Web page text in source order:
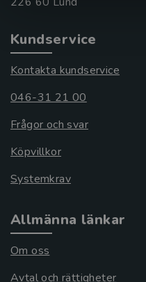
Kundservice
Kontakta kundservice
046-31 21 00
Frågor och svar
Köpvillkor
Systemkrav
Allmänna länkar
Om oss
Avtal och rättigheter